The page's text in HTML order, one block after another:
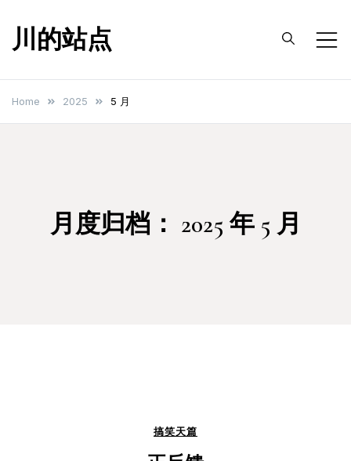
川的站点
Home 2025 5 月
月度归档： 2025 年 5 月
搞笑天篇